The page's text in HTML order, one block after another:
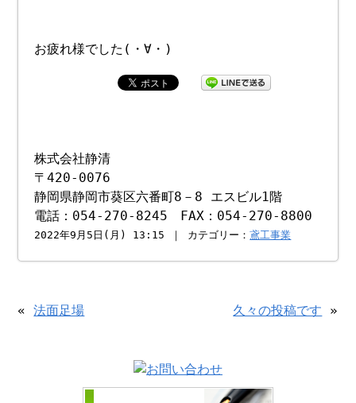
お疲れ様でした(・∀・)
株式会社静清
〒420-0076
静岡県静岡市葵区六番町8－8 エスビル1階
電話：054-270-8245 FAX：054-270-8800
2022年9月5日(月) 13:15 ｜ カテゴリー：鳶工事業
«法面足場 久々の投稿です »